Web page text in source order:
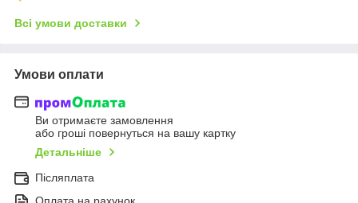
Всі умови доставки
Умови оплати
Ви отримаєте замовлення
або гроші повернуться на вашу картку
Детальніше
Післяплата